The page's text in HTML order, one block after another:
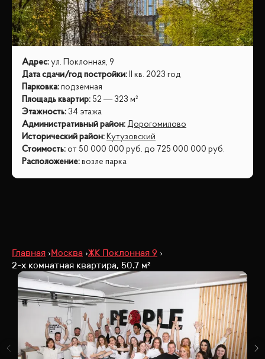
Адрес: ул. Поклонная, 9
Дата сдачи/год постройки: II кв. 2023 год
Парковка: подземная
Площадь квартир: 52 — 323 м²
Этажность: 34 этажа
Административный район: Дорогомилово
Исторический район: Кутузовский
Стоимость: от 50 000 000 руб. до 725 000 000 руб.
Расположение: возле парка
Главная Москва ЖК Поклонная 9
2-х комнатная квартира, 50.7 м²